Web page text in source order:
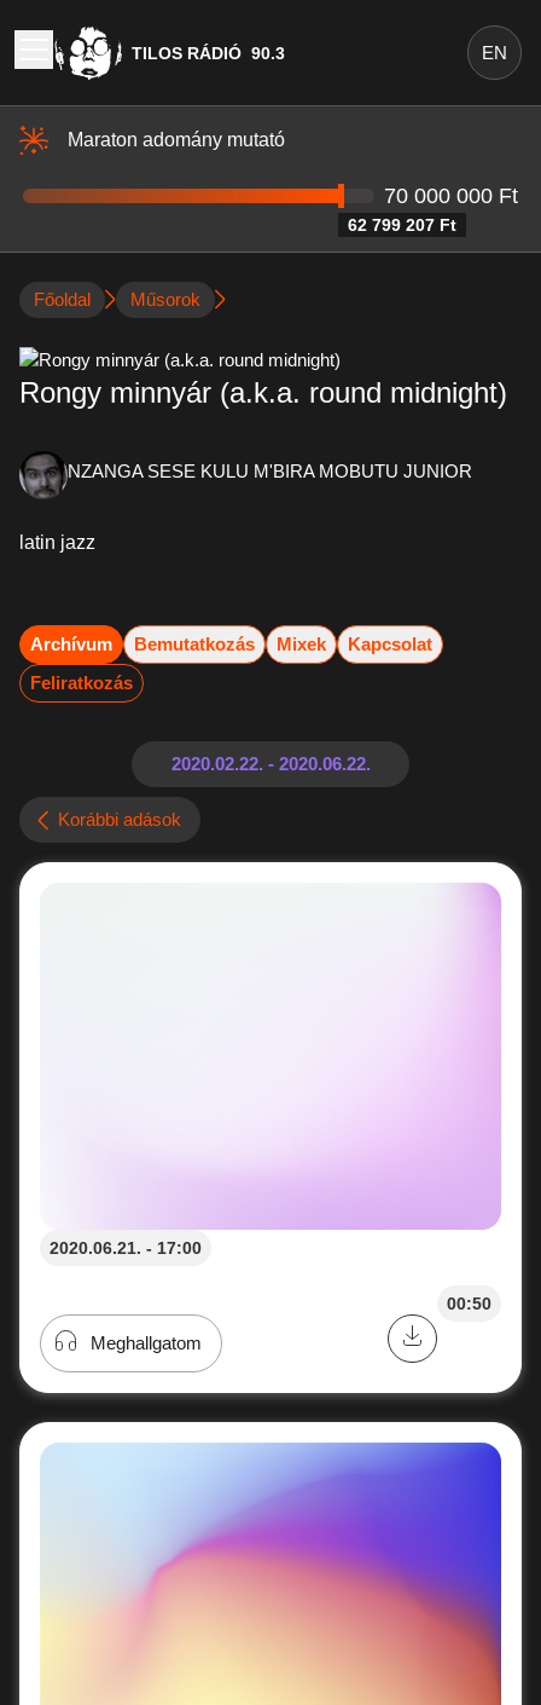
TILOS RÁDIÓ 90.3 EN
Maraton adomány mutató
62 799 207 Ft
70 000 000 Ft
Főoldal Műsorok
Rongy minnyár (a.k.a. round midnight)
NZANGA SESE KULU M'BIRA MOBUTU JUNIOR
latin jazz
Archívum Bemutatkozás Mixek
Kapcsolat
Feliratkozás
Korábbi adások
2020.06.21. - 17:00
00:50
Meghallgatom